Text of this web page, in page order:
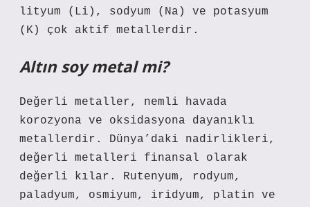
lityum (Li), sodyum (Na) ve potasyum
(K) çok aktif metallerdir.
Altın soy metal mi?
Değerli metaller, nemli havada
korozyona ve oksidasyona dayanıklı
metallerdir. Dünya’daki nadirlikleri,
değerli metalleri finansal olarak
değerli kılar. Rutenyum, rodyum,
paladyum, osmiyum, iridyum, platin ve